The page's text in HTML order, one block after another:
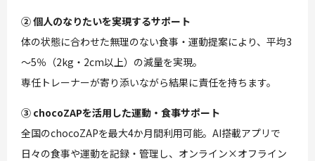
② 個人のなりたいを実現するサポート
体の状態に合わせた無理のない食事・運動提案により、平均3
～5％（2kg・2cm以上）の減量を実現。
専任トレーナーが寄り添いながら結果に責任を持ちます。
③ chocoZAPを活用した運動・食事サポート
全国のchocoZAPを最大4か月間利用可能。AI搭載アプリで
日々の食事や運動を記録・管理し、オンライン×オフライン